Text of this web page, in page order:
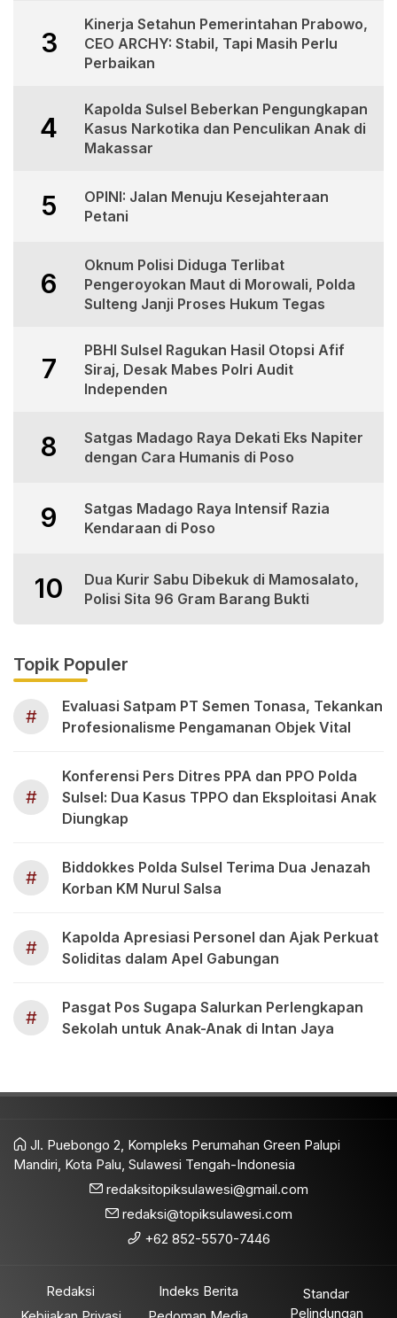
3
Kinerja Setahun Pemerintahan Prabowo,
CEO ARCHY: Stabil, Tapi Masih Perlu
Perbaikan
4
Kapolda Sulsel Beberkan Pengungkapan
Kasus Narkotika dan Penculikan Anak di
Makassar
5
OPINI: Jalan Menuju Kesejahteraan
Petani
6
Oknum Polisi Diduga Terlibat
Pengeroyokan Maut di Morowali, Polda
Sulteng Janji Proses Hukum Tegas
7
PBHI Sulsel Ragukan Hasil Otopsi Afif
Siraj, Desak Mabes Polri Audit
Independen
8
Satgas Madago Raya Dekati Eks Napiter
dengan Cara Humanis di Poso
9
Satgas Madago Raya Intensif Razia
Kendaraan di Poso
10
Dua Kurir Sabu Dibekuk di Mamosalato,
Polisi Sita 96 Gram Barang Bukti
Topik Populer
#
Evaluasi Satpam PT Semen Tonasa, Tekankan
Profesionalisme Pengamanan Objek Vital
#
Konferensi Pers Ditres PPA dan PPO Polda
Sulsel: Dua Kasus TPPO dan Eksploitasi Anak
Diungkap
#
Biddokkes Polda Sulsel Terima Dua Jenazah
Korban KM Nurul Salsa
#
Kapolda Apresiasi Personel dan Ajak Perkuat
Soliditas dalam Apel Gabungan
#
Pasgat Pos Sugapa Salurkan Perlengkapan
Sekolah untuk Anak-Anak di Intan Jaya
Jl. Puebongo 2, Kompleks Perumahan Green Palupi
Mandiri, Kota Palu, Sulawesi Tengah-Indonesia
redaksitopiksulawesi@gmail.com
redaksi@topiksulawesi.com
+62 852-5570-7446
Redaksi
Indeks Berita
Standar
Pelindungan